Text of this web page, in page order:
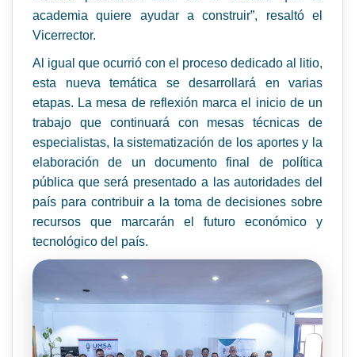
academia quiere ayudar a construir”, resaltó el
Vicerrector.
Al igual que ocurrió con el proceso dedicado al litio,
esta nueva temática se desarrollará en varias
etapas. La mesa de reflexión marca el inicio de un
trabajo que continuará con mesas técnicas de
especialistas, la sistematización de los aportes y la
elaboración de un documento final de política
pública que será presentado a las autoridades del
país para contribuir a la toma de decisiones sobre
recursos que marcarán el futuro económico y
tecnológico del país.